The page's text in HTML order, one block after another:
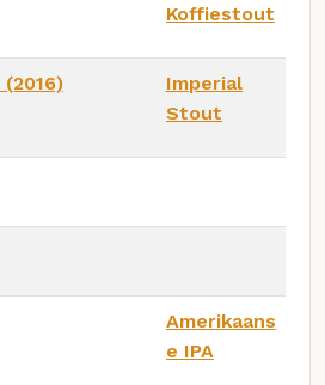
Koffiestout
Imperial
Stout
Amerikaans
e IPA